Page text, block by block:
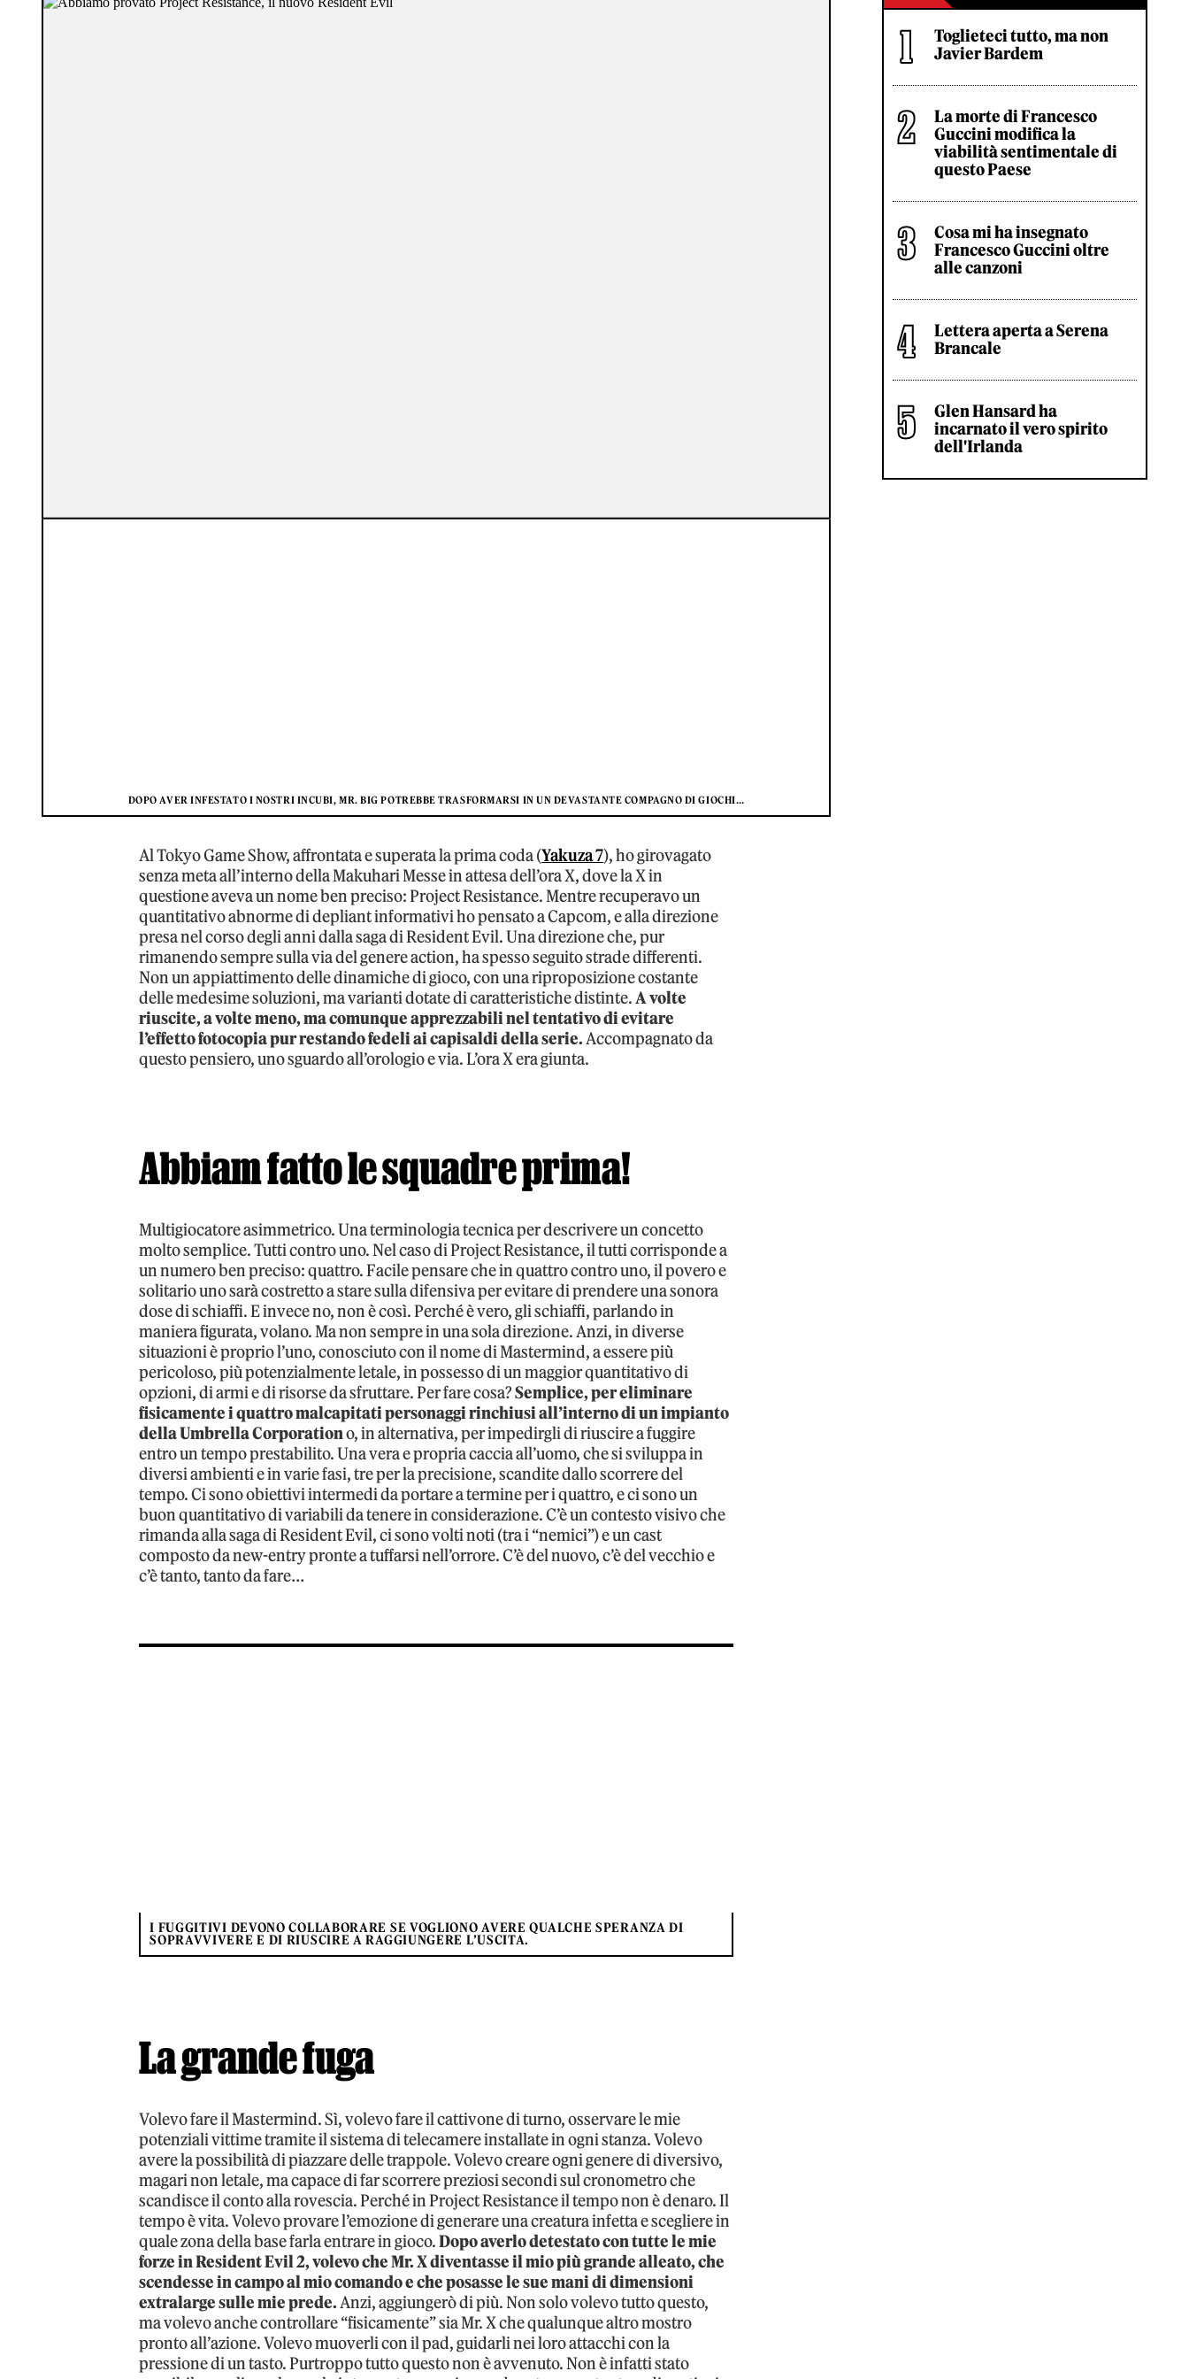
DOPO AVER INFESTATO I NOSTRI INCUBI, MR. BIG POTREBBE TRASFORMARSI IN UN DEVASTANTE COMPAGNO DI GIOCHI…
Al Tokyo Game Show, affrontata e superata la prima coda (Yakuza 7), ho girovagato
senza meta all’interno della Makuhari Messe in attesa dell’ora X, dove la X in
questione aveva un nome ben preciso: Project Resistance. Mentre recuperavo un
quantitativo abnorme di depliant informativi ho pensato a Capcom, e alla direzione
presa nel corso degli anni dalla saga di Resident Evil. Una direzione che, pur
rimanendo sempre sulla via del genere action, ha spesso seguito strade differenti.
Non un appiattimento delle dinamiche di gioco, con una riproposizione costante
delle medesime soluzioni, ma varianti dotate di caratteristiche distinte.A volte
riuscite, a volte meno, ma comunque apprezzabili nel tentativo di evitare
l’effetto fotocopia pur restando fedeli ai capisaldi della serie.Accompagnato da
questo pensiero, uno sguardo all’orologio e via. L’ora X era giunta.
Abbiam fatto le squadre prima!
Multigiocatore asimmetrico. Una terminologia tecnica per descrivere un concetto
molto semplice. Tutti contro uno. Nel caso di Project Resistance, il tutti corrisponde a
un numero ben preciso: quattro. Facile pensare che in quattro contro uno, il povero e
solitario uno sarà costretto a stare sulla difensiva per evitare di prendere una sonora
dose di schiaffi. E invece no, non è così. Perché è vero, gli schiaffi, parlando in
maniera figurata, volano. Ma non sempre in una sola direzione. Anzi, in diverse
situazioni è proprio l’uno, conosciuto con il nome di Mastermind, a essere più
pericoloso, più potenzialmente letale, in possesso di un maggior quantitativo di
opzioni, di armi e di risorse da sfruttare. Per fare cosa?Semplice, per eliminare
fisicamente i quattro malcapitati personaggi rinchiusi all’interno di un impianto
della Umbrella Corporationo, in alternativa, per impedirgli di riuscire a fuggire
entro un tempo prestabilito. Una vera e propria caccia all’uomo, che si sviluppa in
diversi ambienti e in varie fasi, tre per la precisione, scandite dallo scorrere del
tempo. Ci sono obiettivi intermedi da portare a termine per i quattro, e ci sono un
buon quantitativo di variabili da tenere in considerazione. C’è un contesto visivo che
rimanda alla saga di Resident Evil, ci sono volti noti (tra i “nemici”) e un cast
composto da new-entry pronte a tuffarsi nell’orrore. C’è del nuovo, c’è del vecchio e
c’è tanto, tanto da fare…
I FUGGITIVI DEVONO COLLABORARE SE VOGLIONO AVERE QUALCHE SPERANZA DI
SOPRAVVIVERE E DI RIUSCIRE A RAGGIUNGERE L’USCITA.
La grande fuga
Volevo fare il Mastermind. Sì, volevo fare il cattivone di turno, osservare le mie
potenziali vittime tramite il sistema di telecamere installate in ogni stanza. Volevo
avere la possibilità di piazzare delle trappole. Volevo creare ogni genere di diversivo,
magari non letale, ma capace di far scorrere preziosi secondi sul cronometro che
scandisce il conto alla rovescia. Perché in Project Resistance il tempo non è denaro. Il
tempo è vita. Volevo provare l’emozione di generare una creatura infetta e scegliere in
quale zona della base farla entrare in gioco.Dopo averlo detestato con tutte le mie
forze in Resident Evil 2, volevo che Mr. X diventasse il mio più grande alleato, che
scendesse in campo al mio comando e che posasse le sue mani di dimensioni
extralarge sulle mie prede.Anzi, aggiungerò di più. Non solo volevo tutto questo,
ma volevo anche controllare “fisicamente” sia Mr. X che qualunque altro mostro
pronto all’azione. Volevo muoverli con il pad, guidarli nei loro attacchi con la
pressione di un tasto. Purtroppo tutto questo non è avvenuto. Non è infatti stato
Toglieteci tutto, ma non
Javier Bardem
La morte di Francesco
Guccini modifica la
viabilità sentimentale di
questo Paese
Cosa mi ha insegnato
Francesco Guccini oltre
alle canzoni
Lettera aperta a Serena
Brancale
Glen Hansard ha
incarnato il vero spirito
dell'Irlanda